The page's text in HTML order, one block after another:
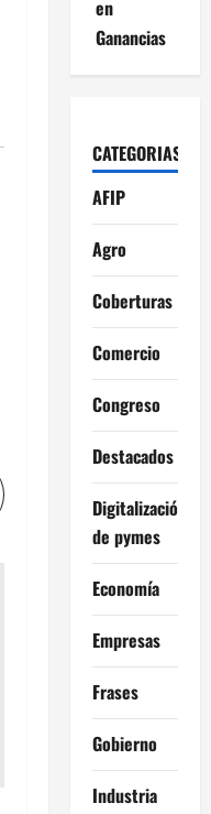
en
Ganancias
CATEGORIAS
AFIP
Agro
Coberturas
Comercio
Congreso
Destacados
Digitalización
de pymes
Economía
Empresas
Frases
Gobierno
Industria